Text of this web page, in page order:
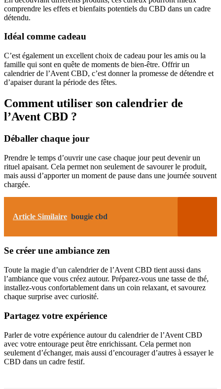
comprendre les effets et bienfaits potentiels du CBD dans un cadre
détendu.
Idéal comme cadeau
C’est également un excellent choix de cadeau pour les amis ou la
famille qui sont en quête de moments de bien-être. Offrir un
calendrier de l’Avent CBD, c’est donner la promesse de détendre et
d’apaiser durant la période des fêtes.
Comment utiliser son calendrier de
l’Avent CBD ?
Déballer chaque jour
Prendre le temps d’ouvrir une case chaque jour peut devenir un
rituel apaisant. Cela permet non seulement de savourer le produit,
mais aussi d’apporter un moment de pause dans une journée souvent
chargée.
Article Similaire bougie cbd
Se créer une ambiance zen
Toute la magie d’un calendrier de l’Avent CBD tient aussi dans
l’ambiance que vous créez autour. Préparez-vous une tasse de thé,
installez-vous confortablement dans un coin relaxant, et savourez
chaque surprise avec curiosité.
Partagez votre expérience
Parler de votre expérience autour du calendrier de l’Avent CBD
avec votre entourage peut être enrichissant. Cela permet non
seulement d’échanger, mais aussi d’encourager d’autres à essayer le
CBD dans un cadre festif.